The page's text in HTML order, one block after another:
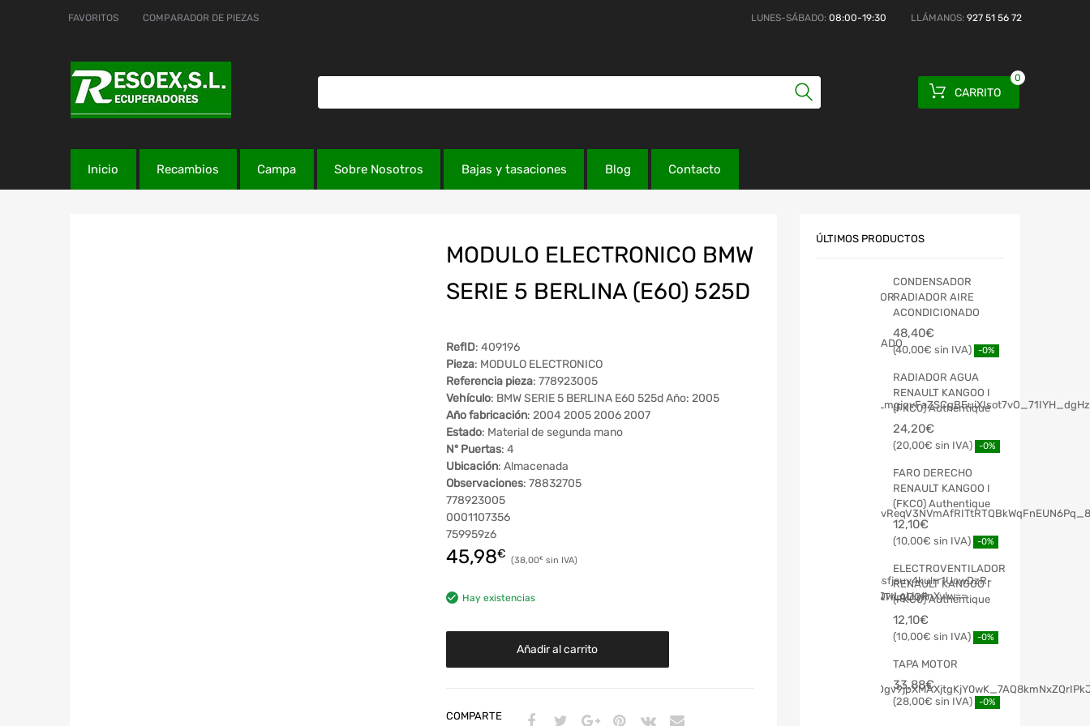
FAVORITOS COMPARADOR DE PIEZAS LUNES-SÁBADO: 08:00-19:30 LLÁMANOS: 927 51 56 72
CARRITO
0
Inicio Recambios Campa Sobre Nosotros Bajas y tasaciones Blog Contacto
MODULO ELECTRONICO BMW
SERIE 5 BERLINA (E60) 525D
RefID: 409196
Pieza: MODULO ELECTRONICO
Referencia pieza: 778923005
Vehículo: BMW SERIE 5 BERLINA E60 525d Año: 2005
Año fabricación: 2004 2005 2006 2007
Estado: Material de segunda mano
Nº Puertas: 4
Ubicación: Almacenada
Observaciones: 78832705
778923005
0001107356
759959z6
45,98€ 38,00€
Hay existencias
Añadir al carrito
COMPARTE
ÚLTIMOS PRODUCTOS
CONDENSADOR
RADIADOR AIRE
ACONDICIONADO
48,40€
40,00€ -0%
RADIADOR AGUA
RENAULT KANGOO I
(FKC0) Authentique
24,20€
20,00€ -0%
FARO DERECHO
RENAULT KANGOO I
(FKC0) Authentique
12,10€
10,00€ -0%
ELECTROVENTILADOR
RENAULT KANGOO I
(FKC0) Authentique
12,10€
10,00€ -0%
TAPA MOTOR
33,88€
28,00€ -0%